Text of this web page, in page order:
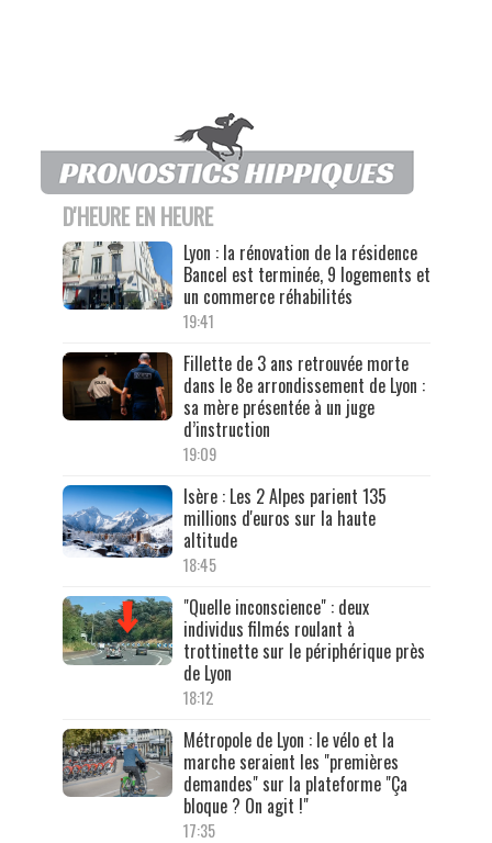
D'HEURE EN HEURE
Lyon : la rénovation de la résidence
Bancel est terminée, 9 logements et
un commerce réhabilités
19:41
Fillette de 3 ans retrouvée morte
dans le 8e arrondissement de Lyon :
sa mère présentée à un juge
d’instruction
19:09
Isère : Les 2 Alpes parient 135
millions d'euros sur la haute
altitude
18:45
"Quelle inconscience" : deux
individus filmés roulant à
trottinette sur le périphérique près
de Lyon
18:12
Métropole de Lyon : le vélo et la
marche seraient les "premières
demandes" sur la plateforme "Ça
bloque ? On agit !"
17:35